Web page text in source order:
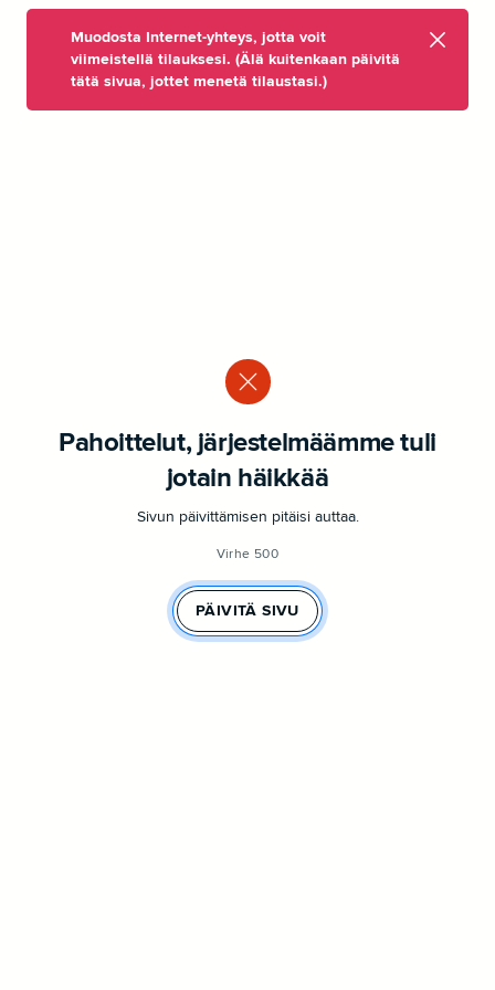
Muodosta Internet-yhteys, jotta voit
viimeistellä tilauksesi. (Älä kuitenkaan päivitä
tätä sivua, jottet menetä tilaustasi.)
Pahoittelut, järjestelmäämme tuli
jotain häikkää
Sivun päivittämisen pitäisi auttaa.
Virhe 500
PÄIVITÄ SIVU